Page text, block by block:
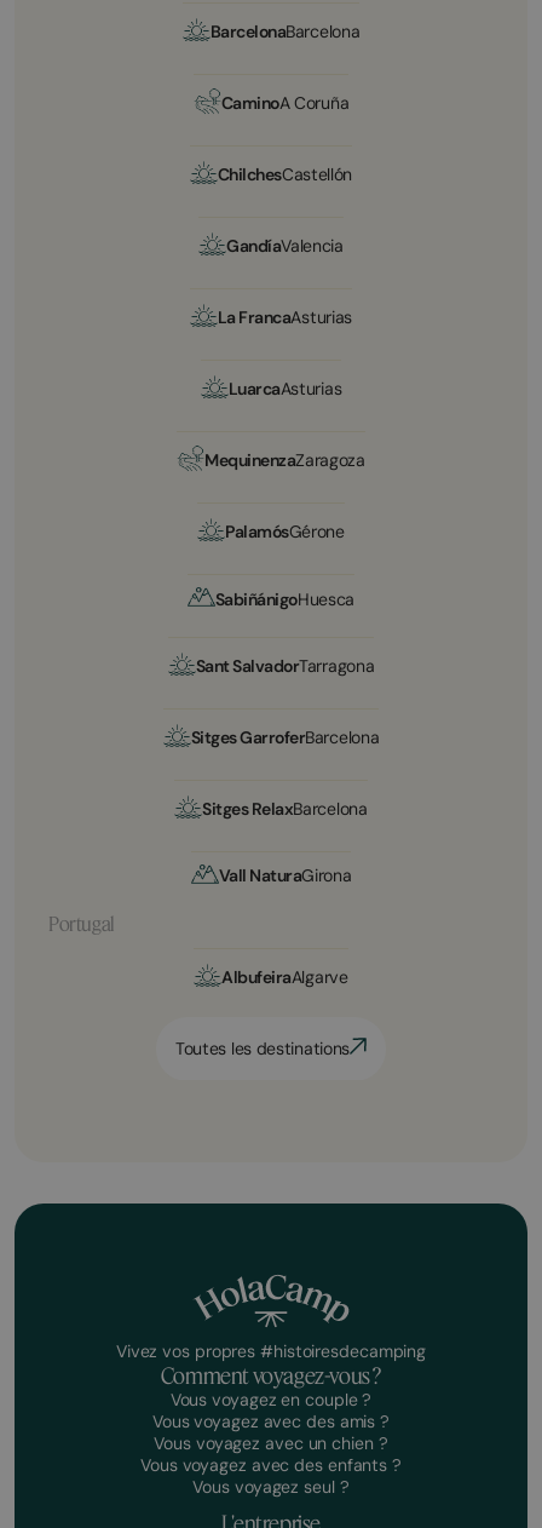
BarcelonaBarcelona
CaminoA Coruña
ChilchesCastellón
GandíaValencia
La FrancaAsturias
LuarcaAsturias
MequinenzaZaragoza
PalamósGérone
SabiñánigoHuesca
Sant SalvadorTarragona
Sitges GarroferBarcelona
Sitges RelaxBarcelona
Vall NaturaGirona
Portugal
AlbufeiraAlgarve
Toutes les destinations
Vivez vos propres #histoiresdecamping
Comment voyagez-vous ?
Vous voyagez en couple ?
Vous voyagez avec des amis ?
Vous voyagez avec un chien ?
Vous voyagez avec des enfants ?
Vous voyagez seul ?